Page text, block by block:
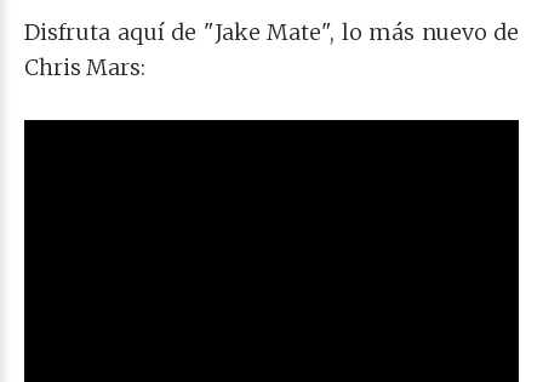
Disfruta aquí de "Jake Mate", lo más nuevo de
Chris Mars: